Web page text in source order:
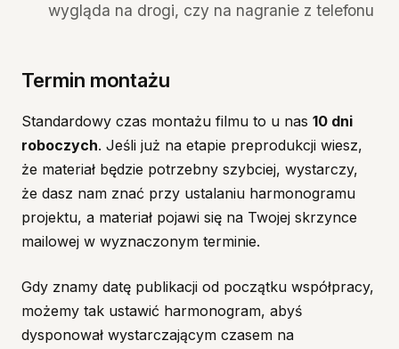
wygląda na drogi, czy na nagranie z telefonu
Termin montażu
Standardowy czas montażu filmu to u nas 10 dni
roboczych. Jeśli już na etapie preprodukcji wiesz,
że materiał będzie potrzebny szybciej, wystarczy,
że dasz nam znać przy ustalaniu harmonogramu
projektu, a materiał pojawi się na Twojej skrzynce
mailowej w wyznaczonym terminie.
Gdy znamy datę publikacji od początku współpracy,
możemy tak ustawić harmonogram, abyś
dysponował wystarczającym czasem na